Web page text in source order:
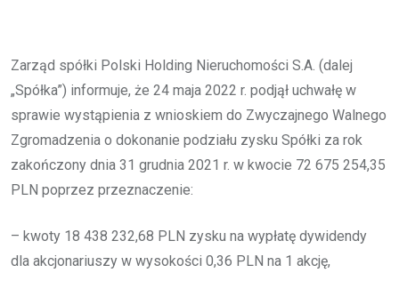
Zarząd spółki Polski Holding Nieruchomości S.A. (dalej
„Spółka”) informuje, że 24 maja 2022 r. podjął uchwałę w
sprawie wystąpienia z wnioskiem do Zwyczajnego Walnego
Zgromadzenia o dokonanie podziału zysku Spółki za rok
zakończony dnia 31 grudnia 2021 r. w kwocie 72 675 254,35
PLN poprzez przeznaczenie:
– kwoty 18 438 232,68 PLN zysku na wypłatę dywidendy
dla akcjonariuszy w wysokości 0,36 PLN na 1 akcję,